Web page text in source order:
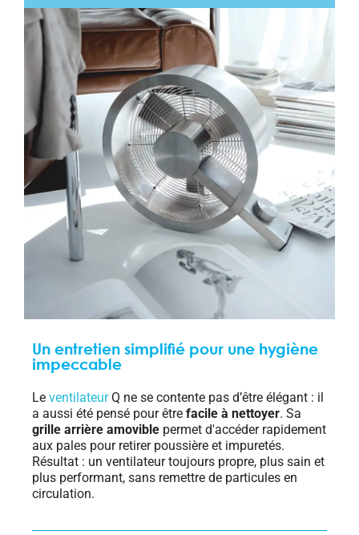
Un entretien simplifié pour une hygiène
impeccable
Le ventilateurQ ne se contente pas d’être élégant : il
a aussi été pensé pour être facile à nettoyer. Sa
grille arrière amovible permet d'accéder rapidement
aux pales pour retirer poussière et impuretés.
Résultat : un ventilateur toujours propre, plus sain et
plus performant, sans remettre de particules en
circulation.